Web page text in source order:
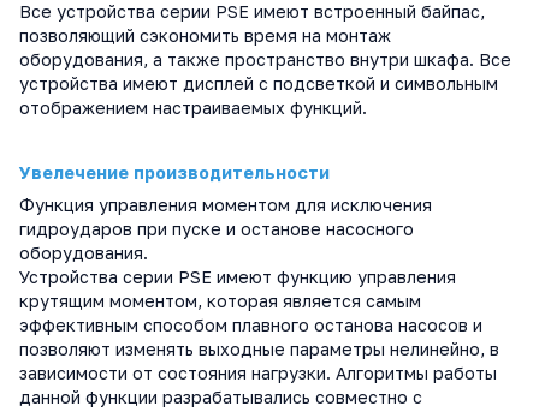
Все устройства серии PSE имеют встроенный байпас,
позволяющий сэкономить время на монтаж
оборудования, а также пространство внутри шкафа. Все
устройства имеют дисплей с подсветкой и символьным
отображением настраиваемых функций.
Увелечение производительности
Функция управления моментом для исключения
гидроударов при пуске и останове насосного
оборудования.
Устройства серии PSE имеют функцию управления
крутящим моментом, которая является самым
эффективным способом плавного останова насосов и
позволяют изменять выходные параметры нелинейно, в
зависимости от состояния нагрузки. Алгоритмы работы
данной функции разрабатывались совместно с